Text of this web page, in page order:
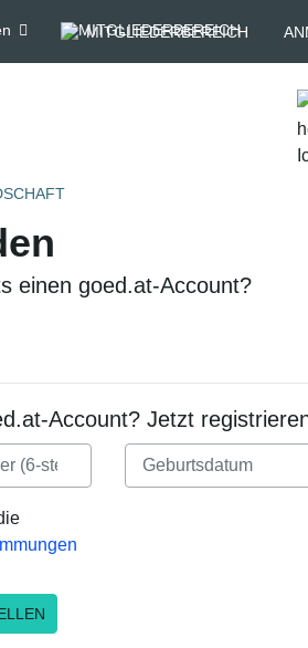
MITGLIEDERBEREICH
einen goed.at-Account?
Account? Jetzt